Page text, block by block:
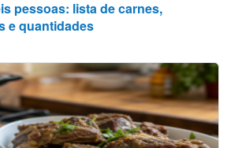
pessoas: lista de carnes,
e quantidades